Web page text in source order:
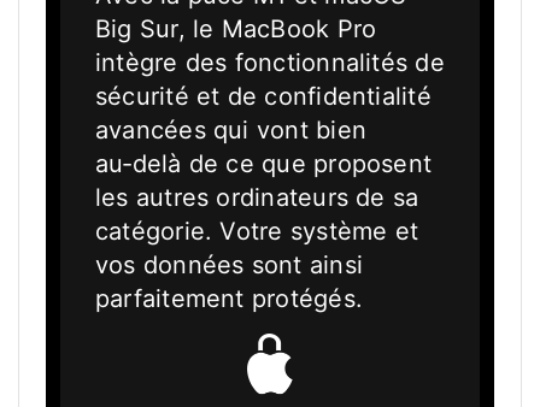
Big Sur, le MacBook Pro
intègre des fonctionnalités de
sécurité et de confidentialité
avancées qui vont bien
au‑delà de ce que proposent
les autres ordinateurs de sa
catégorie. Votre système et
vos données sont ainsi
parfaitement protégés.
MacBook
Pro.
Hautement